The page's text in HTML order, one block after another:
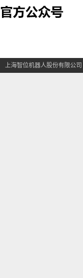
上海智位机器人股份有限公司